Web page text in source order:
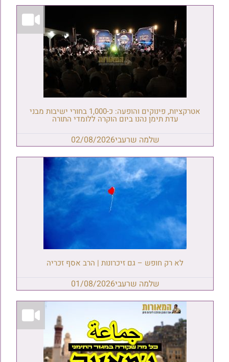
אטרקציות, פינוקים והופעה: כ-1,000 בחורי ישיבות מבני
עדת תימן נהנו ביום הוקרה ללומדי התורה
שלמה שרעבי02/08/2026
לא רק חופש – גם זיכרונות | הרב אסף זכריה
שלמה שרעבי01/08/2026